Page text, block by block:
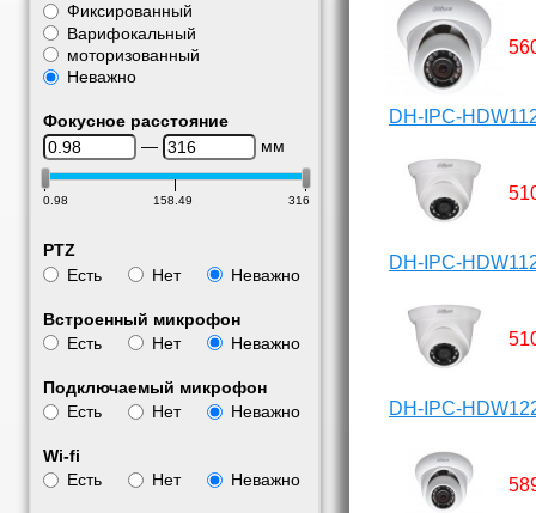
Фиксированный
Варифокальный
моторизованный
Неважно
Фокусное расстояние
—
мм
0.98 158.49 316
PTZ
Есть
Нет Неважно
Встроенный микрофон
Есть
Нет Неважно
Подключаемый микрофон
Есть
Нет Неважно
Wi-fi
Есть
Нет Неважно
DH-IPC-
DH-IPC-
DH-IPC-